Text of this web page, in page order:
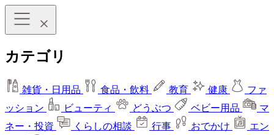
カテゴリ
雑貨・日用品 食品・飲料 教育 健康
ファ
ッション
ビューティ どうぶつ ベビー用品
マ
ネー・投資
くらしの相談 行事 おでかけ
エン